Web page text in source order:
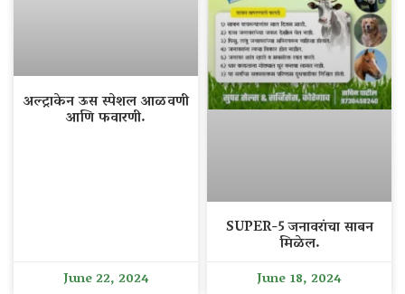
अल्ट्राकेन ऊस स्पेशल आळवणी
आणि फवारणी.
June 22, 2024
SUPER-5 जनावरांचा साबन
मिळेल.
June 18, 2024